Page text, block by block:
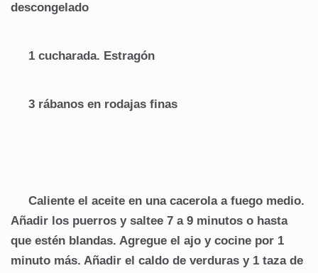
descongelado
1 cucharada. Estragón
3 rábanos en rodajas finas
Caliente el aceite en una cacerola a fuego medio.
Añadir los puerros y saltee 7 a 9 minutos o hasta
que estén blandas. Agregue el ajo y cocine por 1
minuto más. Añadir el caldo de verduras y 1 taza de